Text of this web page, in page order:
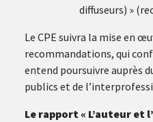
diffuseurs) »
Le CPE suivra la mise en
recommandations, qui
entend poursuivre auprès
publics et de
Le rapport « L’auteur et